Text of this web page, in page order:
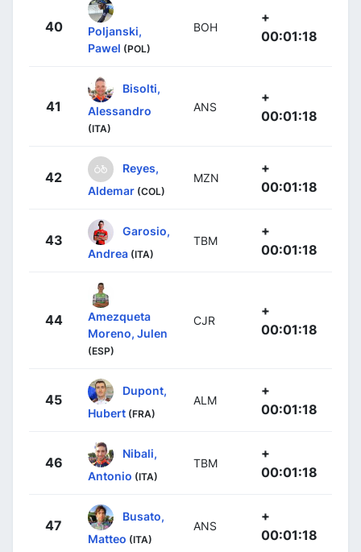
40
Poljanski,
Pawel (POL)
BOH
+
00:01:18
41
Bisolti,
Alessandro
(ITA)
ANS
+
00:01:18
42
Reyes,
Aldemar (COL)
MZN
+
00:01:18
43
Garosio,
Andrea (ITA)
TBM
+
00:01:18
44
Amezqueta
Moreno, Julen
(ESP)
CJR
+
00:01:18
45
Dupont,
Hubert (FRA)
ALM
+
00:01:18
46
Nibali,
Antonio (ITA)
TBM
+
00:01:18
47
Busato,
Matteo (ITA)
ANS
+
00:01:18